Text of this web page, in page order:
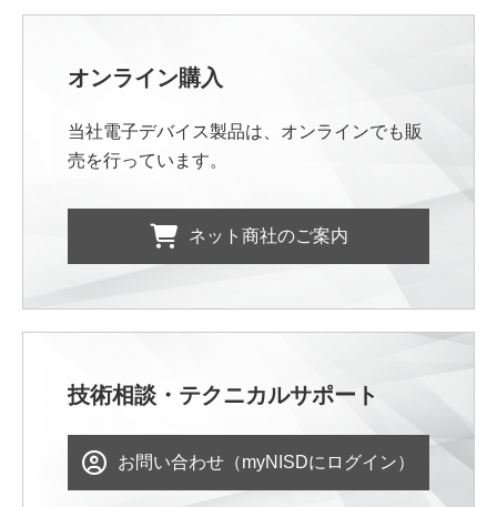
オンライン購入
当社電子デバイス製品は、オンラインでも販
売を行っています。
ネット商社のご案内
技術相談・テクニカルサポート
お問い合わせ（myNISDにログイン）